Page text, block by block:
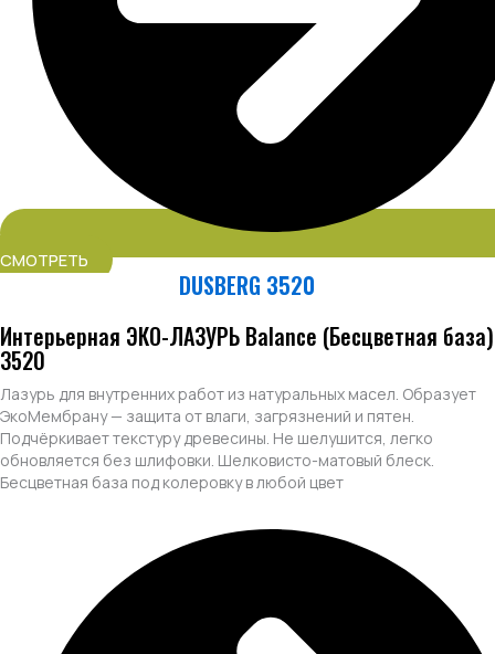
СМОТРЕТЬ
DUSBERG 3520
Интерьерная ЭКО-ЛАЗУРЬ Balance (Бесцветная база)
3520
Лазурь для внутренних работ из натуральных масел. Образует
ЭкоМембрану — защита от влаги, загрязнений и пятен.
Подчёркивает текстуру древесины. Не шелушится, легко
обновляется без шлифовки. Шелковисто-матовый блеск.
Бесцветная база под колеровку в любой цвет